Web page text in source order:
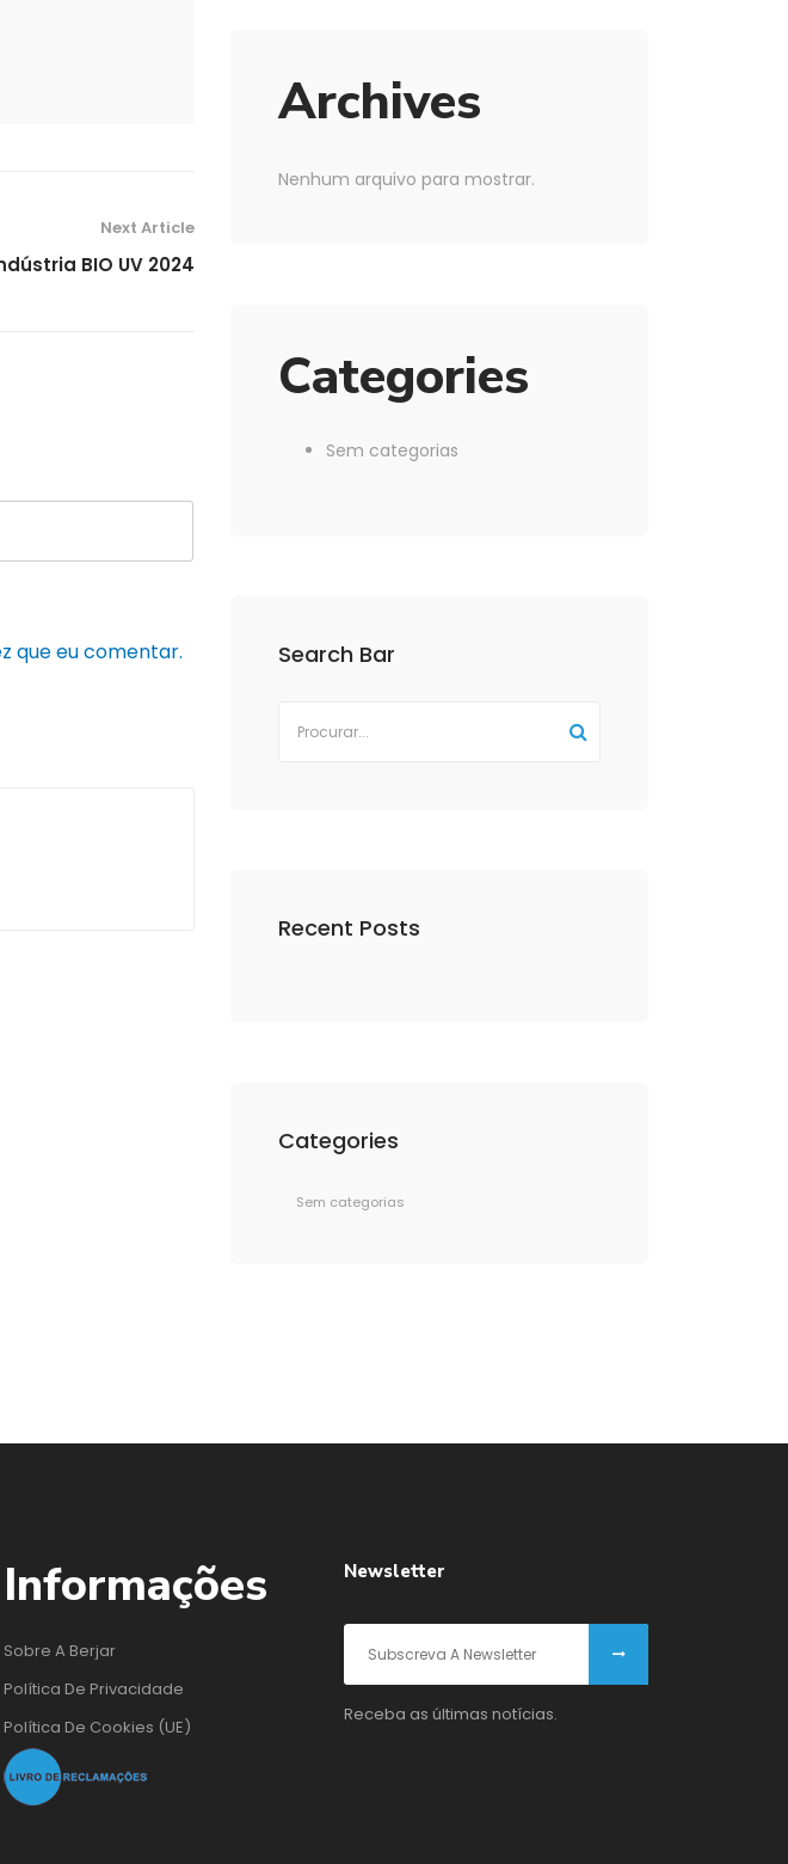
Next Article
BIO UV 2024
que eu comentar.
Archives
Nenhum arquivo para mostrar.
Categories
Sem categorias
Search Bar
Recent Posts
Categories
Sem categorias
Informações
Sobre A Berjar
Política De Privacidade
Política De Cookies (UE)
Newsletter
Receba as últimas notícias.